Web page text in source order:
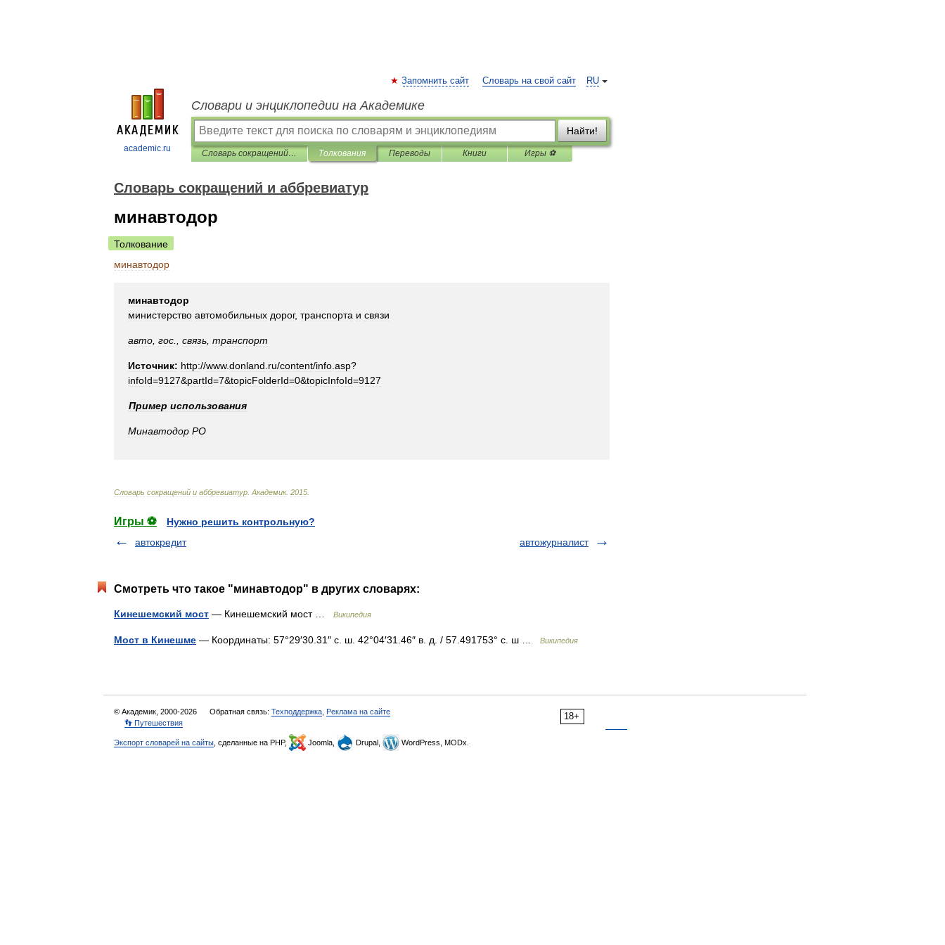
academic.ru
RU
Запомнить сайт Словарь на свой сайт
Словари и энциклопедии на Академике
Найти!
Словарь сокращений и аббревиатур Толкования Переводы Книги Игры ⚽
Словарь сокращений и аббревиатур
минавтодор
Толкование
минавтодор
минавтодор
министерство автомобильных дорог, транспорта и связи
авто гос связь транспорт
Источник: http://www.donland ru/content/info asp?
infoId=9127&partId=7&topicFolderId=0&topicInfoId=9127
Пример использования
Минавтодор РО
Словарь сокращений и аббревиатур Академик. 2015
Игры ⚽
Нужно решить контрольную?
автокредит
автожурналист
Смотреть что такое "минавтодор" в других словарях:
Кинешемский мост — Кинешемский мост … Википедия
Мост в Кинешме — Координаты: 57°29′30.31″ с. ш. 42°04′31.46″ в. д. / 57.491753° с. ш … Википедия
18+
© Академик, 2000-2026 Обратная связь: Техподдержка Реклама на сайте
👣 Путешествия
Экспорт словарей на сайты , сделанные на PHP, Joomla, Drupal, WordPress, MODx.